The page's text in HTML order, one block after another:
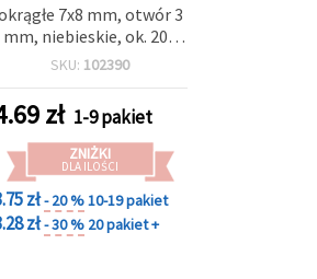
7x8 mm, otwór 3
mm, niebieskie, ok. 200
szt. (ok. 40 g)
SKU: 102390
zł 1-9 pakiet
ZNIŻKI
DLA ILOŚCI
zł- 20 %10-19 pakiet
zł- 30 % 20 pakiet +